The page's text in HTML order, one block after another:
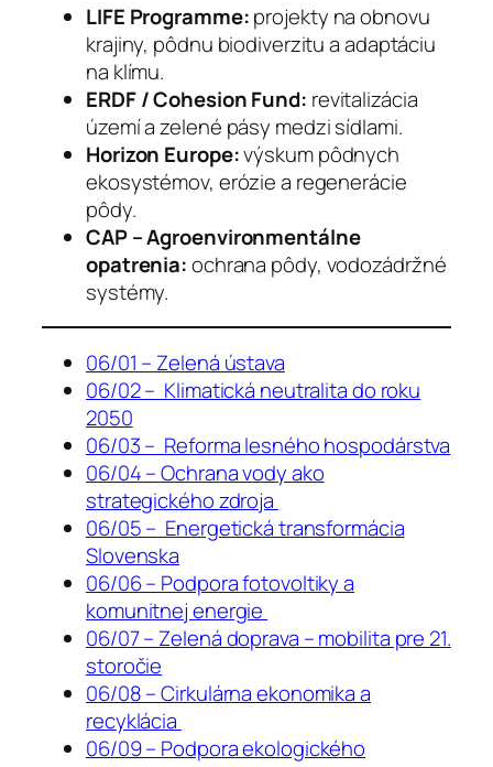
LIFE Programme:projekty na obnovu
krajiny, pôdnu biodiverzitu a adaptáciu
na klímu.
ERDF / Cohesion Fund: revitalizácia
území a zelené pásy medzi sídlami.
Horizon Europe:výskum pôdnych
ekosystémov, erózie a regenerácie
pôdy.
CAP – Agroenvironmentálne
opatrenia:ochrana pôdy, vodozádržné
systémy.
06/01 – Zelená ústava
06/02 – Klimatická neutralita do roku
2050
06/03 – Reforma lesného hospodárstva
06/04 – Ochrana vody ako
strategického zdroja
06/05 – Energetická transformácia
Slovenska
06/06 – Podpora fotovoltiky a
komunitnej energie
06/07 – Zelená doprava – mobilita pre 21.
storočie
06/08 – Cirkulárna ekonomika a
recyklácia
06/09 – Podpora ekologického